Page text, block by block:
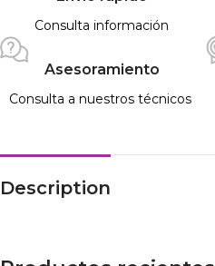
Consulta información
Asesoramiento
Consulta a nuestros técnicos
Description